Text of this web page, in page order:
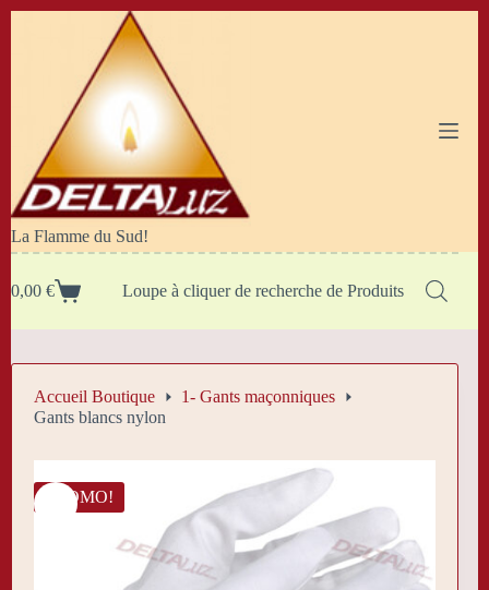
La Flamme du Sud!
Panier
0,00 € Loupe à cliquer de recherche de Produits
Accueil Boutique
1- Gants maçonniques
Gants blancs nylon
PROMO!